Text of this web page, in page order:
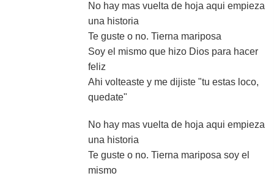
No hay mas vuelta de hoja aqui empieza
una historia
Te guste o no. Tierna mariposa
Soy el mismo que hizo Dios para hacer
feliz
Ahi volteaste y me dijiste "tu estas loco,
quedate"
No hay mas vuelta de hoja aqui empieza
una historia
Te guste o no. Tierna mariposa soy el
mismo